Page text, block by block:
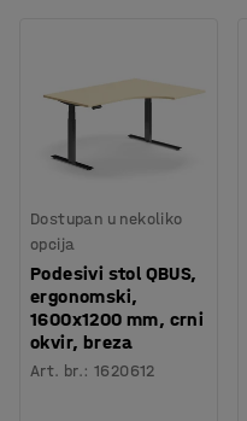
Dostupan u nekoliko
opcija
Podesivi stol QBUS,
ergonomski,
1600x1200 mm, crni
okvir, breza
Art. br.:1620612